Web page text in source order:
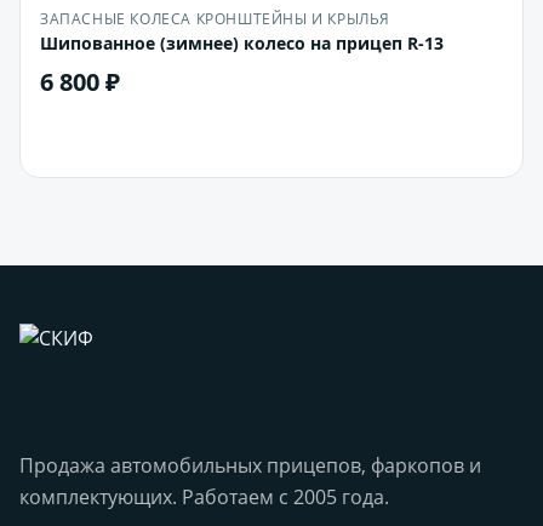
ЗАПАСНЫЕ КОЛЕСА КРОНШТЕЙНЫ И КРЫЛЬЯ
Шипованное (зимнее) колесо на прицеп R-13
6 800 ₽
Продажа автомобильных прицепов, фаркопов и
комплектующих. Работаем с 2005 года.